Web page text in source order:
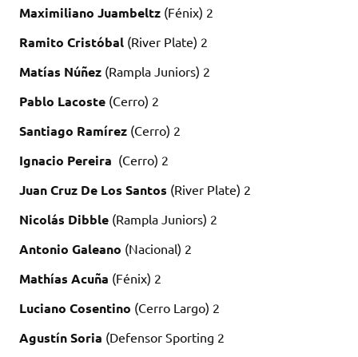
Maximiliano Juambeltz (Fénix) 2
Ramito Cristóbal (River Plate) 2
Matías Núñez (Rampla Juniors) 2
Pablo Lacoste (Cerro) 2
Santiago Ramírez (Cerro) 2
Ignacio Pereira (Cerro) 2
Juan Cruz De Los Santos (River Plate) 2
Nicolás Dibble (Rampla Juniors) 2
Antonio Galeano (Nacional) 2
Mathías Acuña (Fénix) 2
Luciano Cosentino (Cerro Largo) 2
Agustín Soria (Defensor Sporting 2